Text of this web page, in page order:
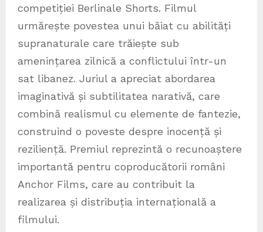
competiției Berlinale Shorts. Filmul
urmărește povestea unui băiat cu abilități
supranaturale care trăiește sub
amenințarea zilnică a conflictului într-un
sat libanez. Juriul a apreciat abordarea
imaginativă și subtilitatea narativă, care
combină realismul cu elemente de fantezie,
construind o poveste despre inocență și
reziliență. Premiul reprezintă o recunoaștere
importantă pentru coproducătorii români
Anchor Films, care au contribuit la
realizarea și distribuția internațională a
filmului.